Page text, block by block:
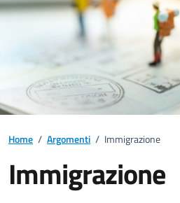
Home / Argomenti / Immigrazione
Immigrazione